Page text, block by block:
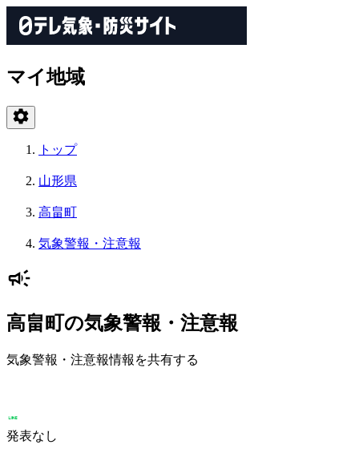
マイ地域
トップ
山形県
高畠町
気象警報・注意報
高畠町の気象警報・注意報
気象警報・注意報情報を共有する
発表なし